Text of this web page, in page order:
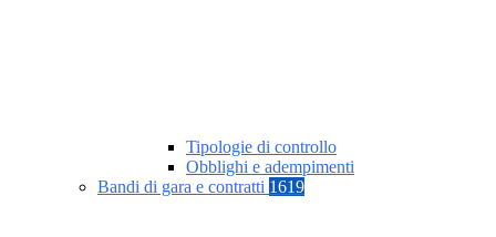
Tipologie di controllo
Obblighi e adempimenti
Bandi di gara e contratti 1619